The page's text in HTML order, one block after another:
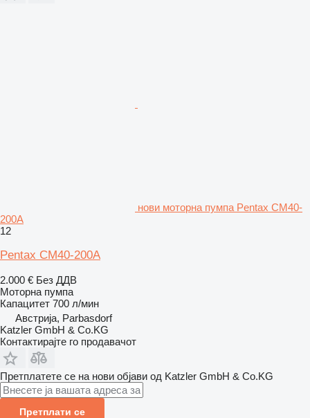
нови моторна пумпа Pentax CM40-
200A
12
Pentax CM40-200A
2.000 € Без ДДВ
Моторна пумпа
Капацитет 700 л/мин
Австрија, Parbasdorf
Katzler GmbH & Co.KG
Контактирајте го продавачот
Претплатете се на нови објави од Katzler GmbH & Co.KG
Претплати се